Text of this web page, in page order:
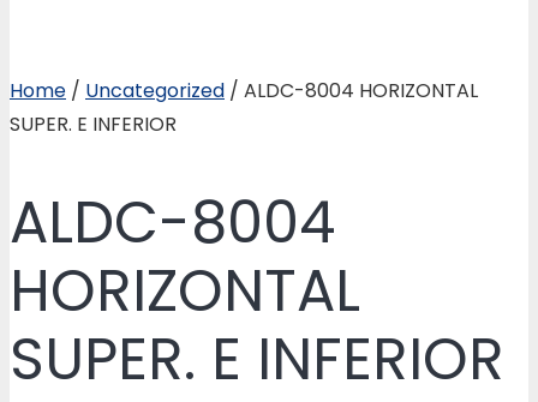
Home / Uncategorized / ALDC-8004 HORIZONTAL
SUPER. E INFERIOR
ALDC-8004
HORIZONTAL
SUPER. E INFERIOR